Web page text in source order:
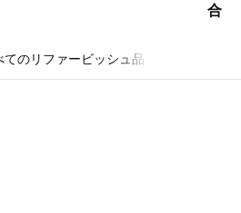
合
てのリファービッシュ品